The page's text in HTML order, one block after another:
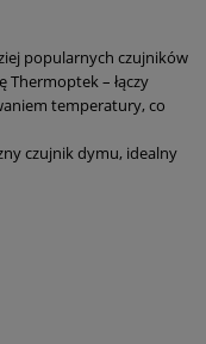
popularnych czujników
– łączy
temperatury, co
czujnik dymu, idealny